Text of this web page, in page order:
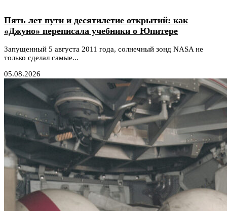
Пять лет пути и десятилетие открытий: как
«Джуно» переписала учебники о Юпитере
Запущенный 5 августа 2011 года, солнечный зонд NASA не
только сделал самые...
05.08.2026